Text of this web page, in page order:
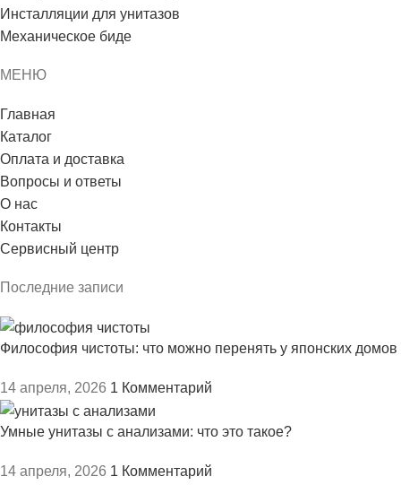
Инсталляции для унитазов
Механическое биде
МЕНЮ
Главная
Каталог
Оплата и доставка
Вопросы и ответы
О нас
Контакты
Сервисный центр
Последние записи
Философия чистоты: что можно перенять у японских домов
14 апреля, 2026 1 Комментарий
Умные унитазы с анализами: что это такое?
14 апреля, 2026 1 Комментарий